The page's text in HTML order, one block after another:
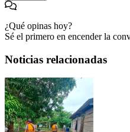
¿Qué opinas hoy?
Sé el primero en encender la
Noticias relacionadas